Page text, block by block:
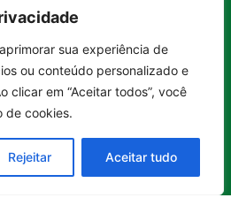
sua experiência de
ou conteúdo personalizado e
clicar em “Aceitar todos”, você
de cookies.
Rejeitar Aceitar tudo
Estar
Princípios
Política de
Privacidade
Política de
Cookies